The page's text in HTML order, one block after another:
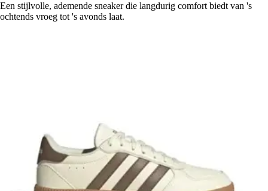
Een stijlvolle, ademende sneaker die langdurig comfort biedt van 's
ochtends vroeg tot 's avonds laat.